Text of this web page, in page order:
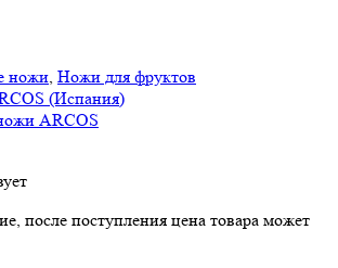
ножи Ножи для фруктов
(Испания)
ARCOS
после поступления цена товара может